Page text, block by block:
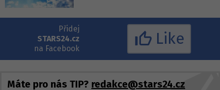
Přidej
STARS24.cz
na Facebook
Like
Máte pro nás TIP? redakce@stars24.cz